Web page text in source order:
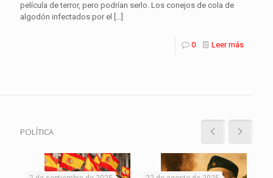
película de terror, pero podrían serlo. Los conejos de cola de
algodón infectados por el
[…]
0 Leer más
POLÍTICA